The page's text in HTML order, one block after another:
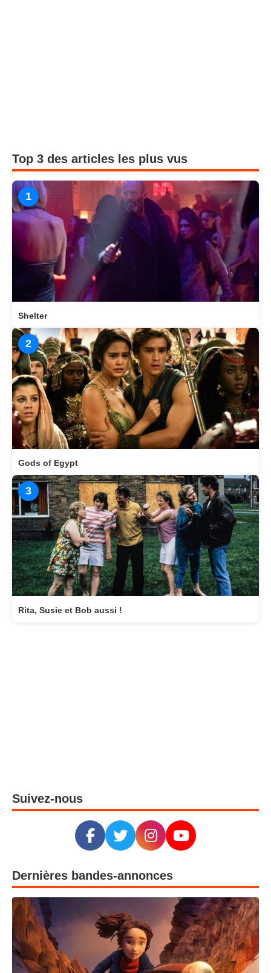
Top 3 des articles les plus vus
1
Shelter
2
Gods of Egypt
3
Rita, Susie et Bob aussi !
Suivez-nous
Dernières bandes-annonces